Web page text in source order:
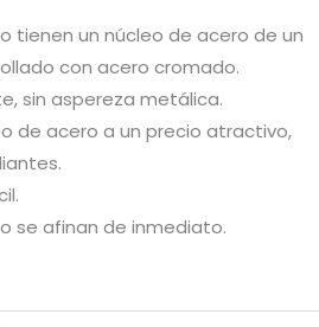
tienen un núcleo de acero de un
con acero cromado.
sin aspereza metálica.
de acero a un precio atractivo,
se afinan de inmediato.